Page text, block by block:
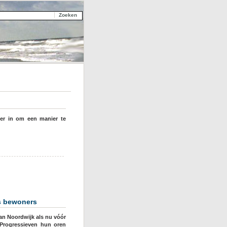
in om een manier te
bewoners
Noordwijk als nu vóór
hun oren